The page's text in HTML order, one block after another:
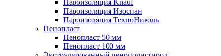
Пароизоляция Knauf
Пароизоляция Изоспан
Пароизоляция ТехноНиколь
Пенопласт
Пенопласт 50 мм
Пенопласт 100 мм